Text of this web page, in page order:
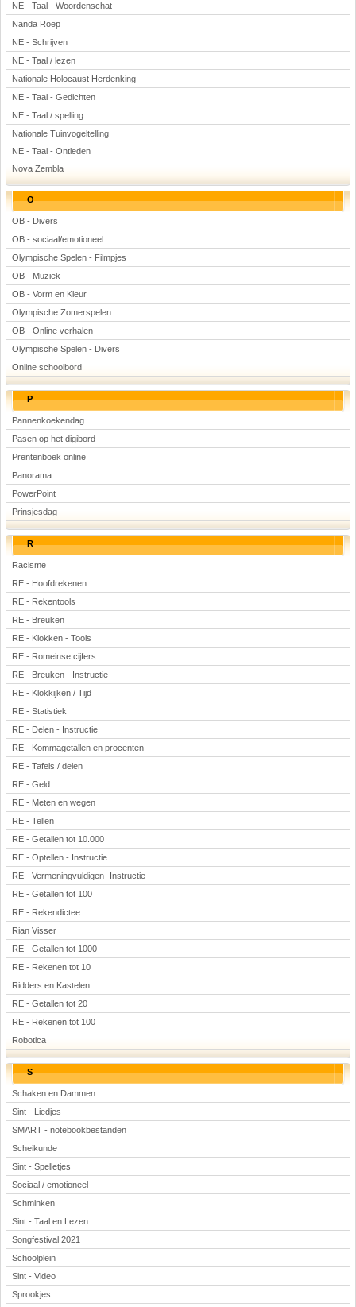
NE - Taal - Woordenschat
Nanda Roep
NE - Schrijven
NE - Taal / lezen
Nationale Holocaust Herdenking
NE - Taal - Gedichten
NE - Taal / spelling
Nationale Tuinvogeltelling
NE - Taal - Ontleden
Nova Zembla
O
OB - Divers
OB - sociaal/emotioneel
Olympische Spelen - Filmpjes
OB - Muziek
OB - Vorm en Kleur
Olympische Zomerspelen
OB - Online verhalen
Olympische Spelen - Divers
Online schoolbord
P
Pannenkoekendag
Pasen op het digibord
Prentenboek online
Panorama
PowerPoint
Prinsjesdag
R
Racisme
RE - Hoofdrekenen
RE - Rekentools
RE - Breuken
RE - Klokken - Tools
RE - Romeinse cijfers
RE - Breuken - Instructie
RE - Klokkijken / Tijd
RE - Statistiek
RE - Delen - Instructie
RE - Kommagetallen en procenten
RE - Tafels / delen
RE - Geld
RE - Meten en wegen
RE - Tellen
RE - Getallen tot 10.000
RE - Optellen - Instructie
RE - Vermeningvuldigen- Instructie
RE - Getallen tot 100
RE - Rekendictee
Rian Visser
RE - Getallen tot 1000
RE - Rekenen tot 10
Ridders en Kastelen
RE - Getallen tot 20
RE - Rekenen tot 100
Robotica
S
Schaken en Dammen
Sint - Liedjes
SMART - notebookbestanden
Scheikunde
Sint - Spelletjes
Sociaal / emotioneel
Schminken
Sint - Taal en Lezen
Songfestival 2021
Schoolplein
Sint - Video
Sprookjes